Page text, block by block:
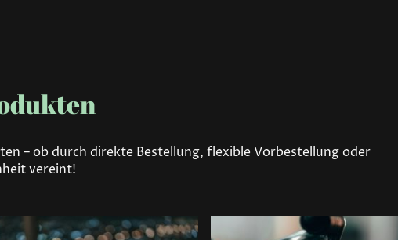
– ob durch direkte Bestellung, flexible Vorbestellung oder
vereint!